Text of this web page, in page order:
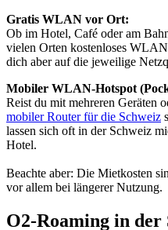
Gratis WLAN vor Ort:
Ob im Hotel, Café oder am
vielen Orten kostenloses
dich aber auf die jeweilige
Mobiler WLAN-Hotspot
Reist du mit mehreren Geräten
mobiler Router für die Schweiz
lassen sich oft in der Schweiz
Hotel.
Beachte aber: Die Mietkosten
vor allem bei längerer Nutzung.
O2-Roaming in der